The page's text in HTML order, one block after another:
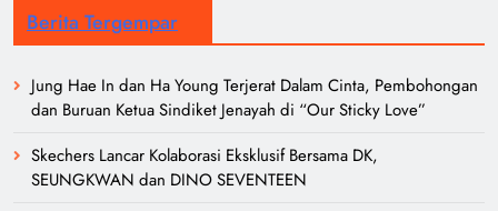
Berita Tergempar
Jung Hae In dan Ha Young Terjerat Dalam Cinta, Pembohongan
dan Buruan Ketua Sindiket Jenayah di “Our Sticky Love”
Skechers Lancar Kolaborasi Eksklusif Bersama DK,
SEUNGKWAN dan DINO SEVENTEEN